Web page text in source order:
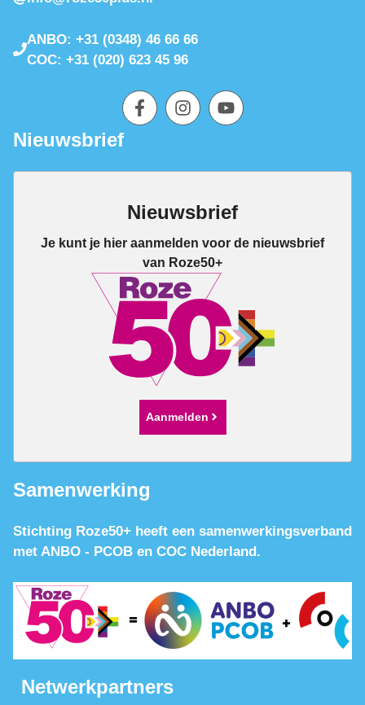
ANBO: +31 (0348) 46 66 66
COC: +31 (020) 623 45 96
Nieuwsbrief
Nieuwsbrief
Je kunt je hier aanmelden voor de nieuwsbrief
van Roze50+
Aanmelden
Samenwerking
Stichting Roze50+ heeft een samenwerkingsverband
met ANBO - PCOB en COC Nederland.
Netwerkpartners